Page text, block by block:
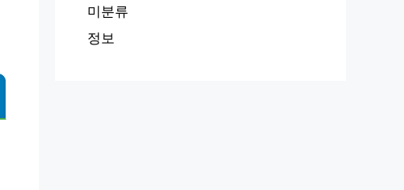
미분류
정보